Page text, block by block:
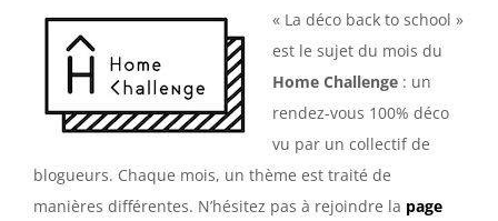
« La déco back to school »
est le sujet du mois du
Home Challenge : un
rendez-vous 100% déco
vu par un collectif de
blogueurs. Chaque mois, un thème est traité de
manières différentes. N’hésitez pas à rejoindre la page